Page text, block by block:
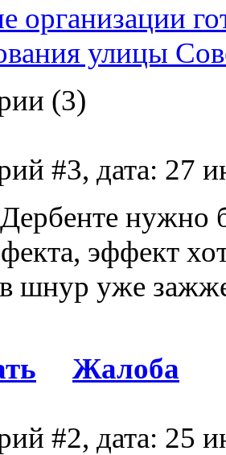
организации
улицы
(3)
#3, дата: 27
нужно
эффект
шнур уже
Жалоба
#2, дата: 25